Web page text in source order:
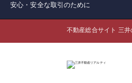
安心・安全な取引のために
不動産総合サイト 三井